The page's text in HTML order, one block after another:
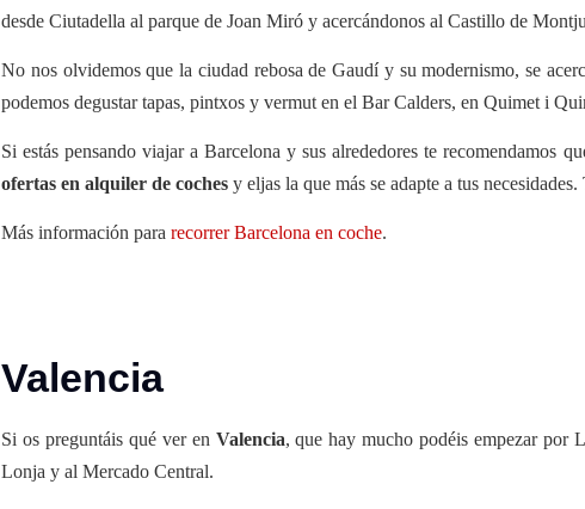
desde Ciutadella al parque de Joan Miró y acercándonos al Castillo de
No nos olvidemos que la ciudad rebosa de Gaudí y su modernismo, se
podemos degustar tapas, pintxos y vermut en el Bar Calders, en Quimet i
Si estás pensando viajar a Barcelona y sus alrededores te recomendamos
ofertas en alquiler de coches y eljas la que más se adapte a tus
Más información para recorrer Barcelona en coche.
Valencia
Si os preguntáis qué ver en Valencia, que hay mucho podéis empezar por
Lonja y al Mercado Central.